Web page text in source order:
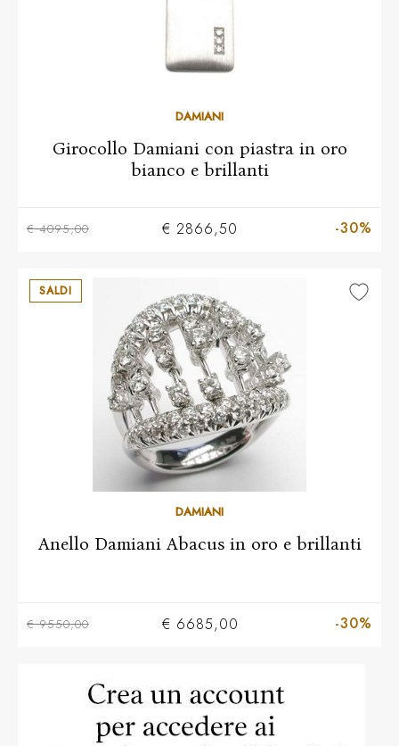
DAMIANI
Girocollo Damiani con piastra in oro
bianco e brillanti
€ 4095,00 € 2866,50 -30%
SALDI
Più taglie disponibili
DAMIANI
Anello Damiani Abacus in oro e brillanti
€ 9550,00 € 6685,00 -30%